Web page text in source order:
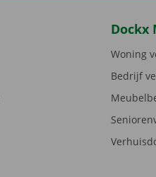
Dockx
Woning
Bedrijf